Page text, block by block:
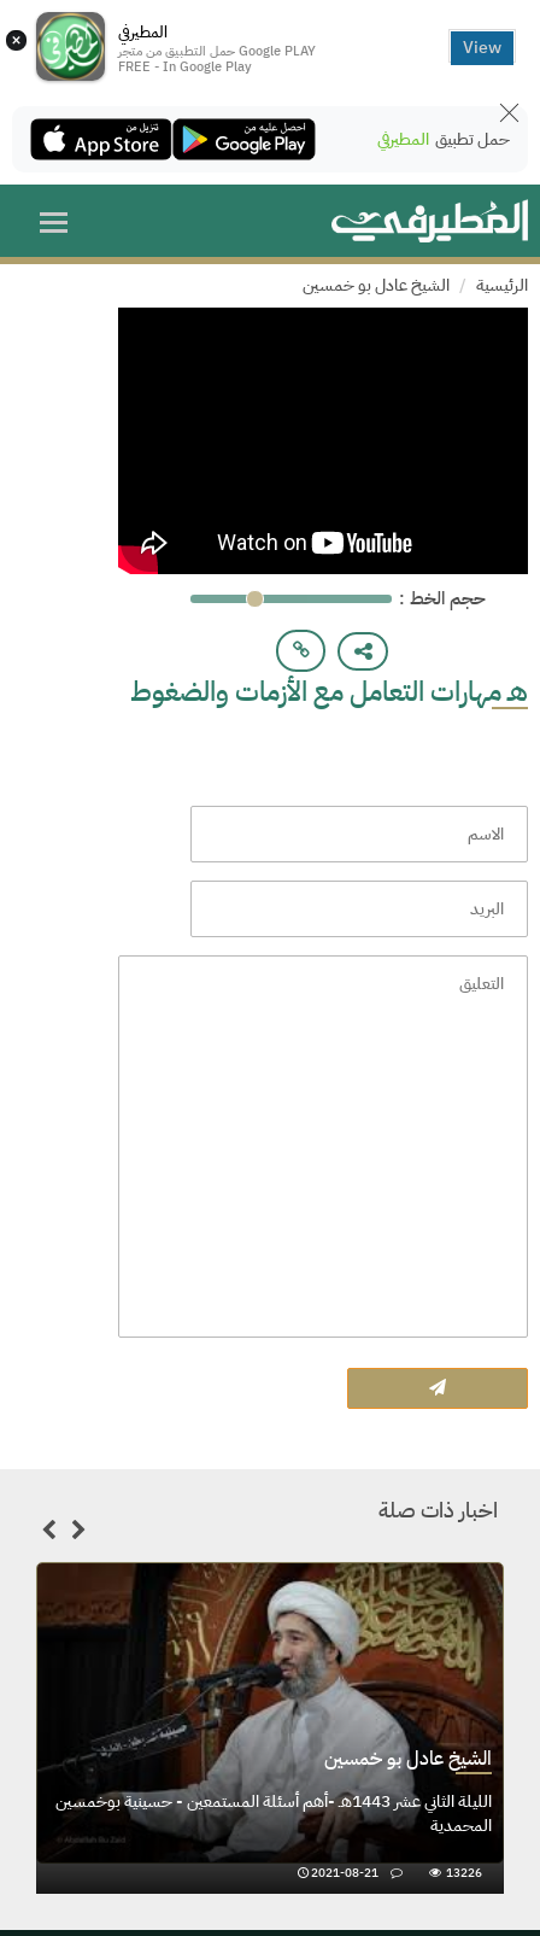
× المطيرفي
حمل التطبيق من متجر Google PLAY
FREE - In Google Play
View
حمل تطبيق المطيرفي
الرئيسية الشيخ عادل بو خمسين
: حجم الخط
هـ مهارات التعامل مع الأزمات والضغوط
اخبار ذات صلة
الشيخ عادل بو خمسين
الليلة الثاني عشر 1443هـ -
المحمدية